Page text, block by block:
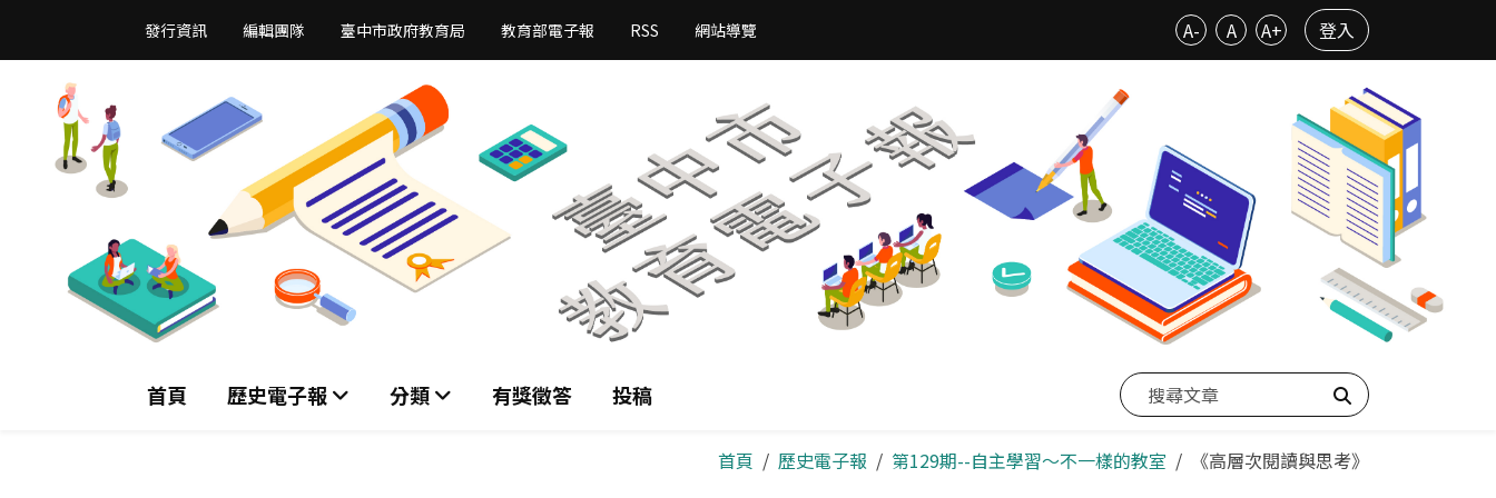
主
發行資訊 編輯團隊 臺中市政府教育局 教育部電子報 RSS 網站導覽 A- A A+ 登入
首頁 歷史電子報 分類 有獎徵答 投稿
搜尋
首頁 歷史電子報 第129期--自主學習～不一樣的教室 《高層次閱讀與思考》